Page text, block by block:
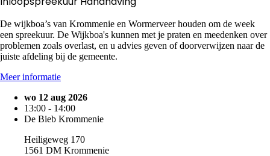
De wijkboa’s van Krommenie en Wormerveer houden om de week
een spreekuur. De Wijkboa's kunnen met je praten en meedenken over
problemen zoals overlast, en u advies geven of doorverwijzen naar de
juiste afdeling bij de gemeente.
Meer informatie
wo 12 aug 2026
13:00 - 14:00
De Bieb Krommenie
Heiligeweg 170
1561 DM Krommenie